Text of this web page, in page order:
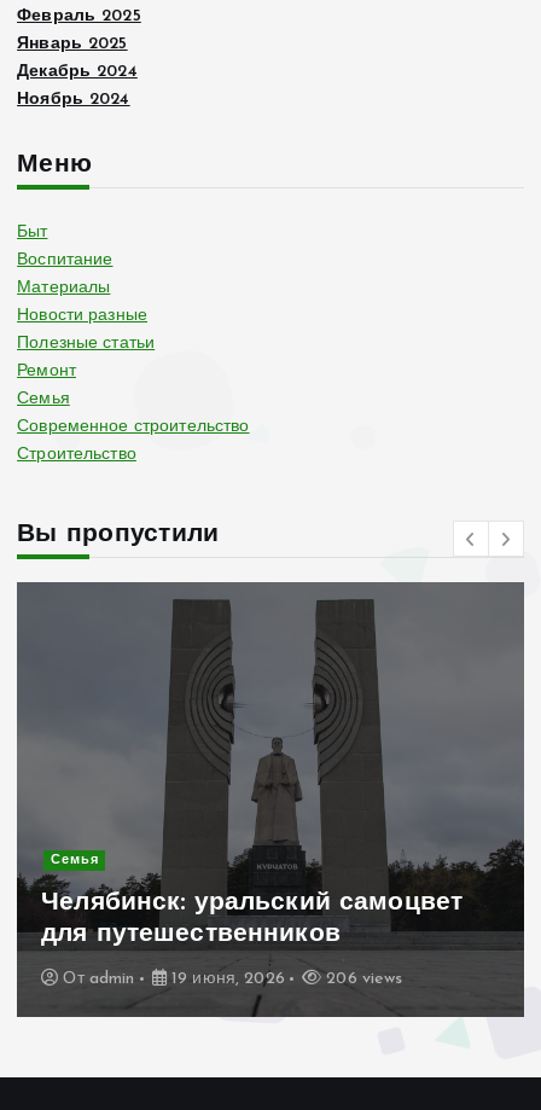
Февраль 2025
Январь 2025
Декабрь 2024
Ноябрь 2024
Меню
Быт
Воспитание
Материалы
Новости разные
Полезные статьи
Ремонт
Семья
Современное строительство
Строительство
Вы пропустили
Современное строительство
Керамогранит «под дерево»:
стильное и практичное решение
для дачного домика
От admin 19 июня, 2026 197 views